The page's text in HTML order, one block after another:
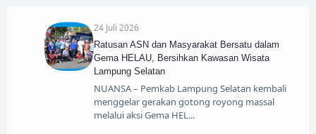
24 Juli 2026
Ratusan ASN dan Masyarakat Bersatu dalam
Gema HELAU, Bersihkan Kawasan Wisata
Lampung Selatan
NUANSA – Pemkab Lampung Selatan kembali
menggelar gerakan gotong royong massal
melalui aksi Gema HEL